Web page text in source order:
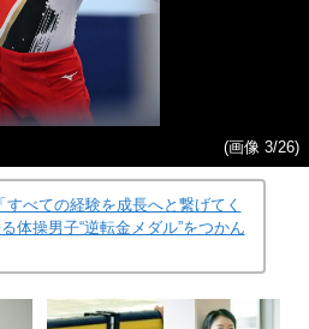
(画像 3/26)
すべての経験を成長へと繋げてく
体操男子“逆転金メダル”をつかん